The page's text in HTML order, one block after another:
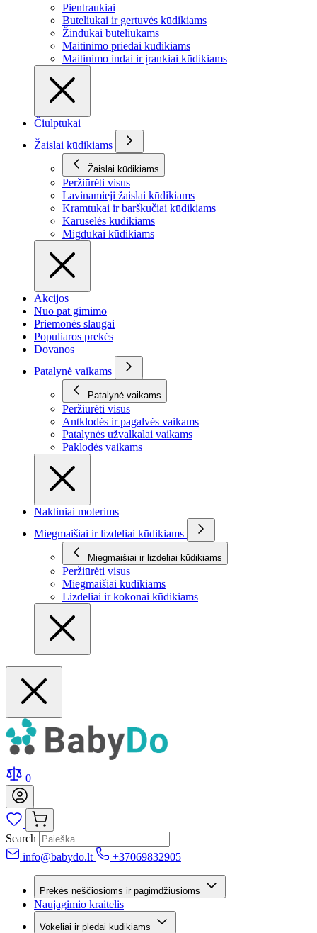
Pientraukiai
Buteliukai ir gertuvės kūdikiams
Žindukai buteliukams
Maitinimo priedai kūdikiams
Maitinimo indai ir įrankiai kūdikiams
Čiulptukai
Žaislai kūdikiams
Žaislai kūdikiams
Peržiūrėti visus
Lavinamieji žaislai kūdikiams
Kramtukai ir barškučiai kūdikiams
Karuselės kūdikiams
Migdukai kūdikiams
Akcijos
Nuo pat gimimo
Priemonės slaugai
Populiaros prekės
Dovanos
Patalynė vaikams
Patalynė vaikams
Peržiūrėti visus
Antklodės ir pagalvės vaikams
Patalynės užvalkalai vaikams
Paklodės vaikams
Naktiniai moterims
Miegmaišiai ir lizdeliai kūdikiams
Miegmaišiai ir lizdeliai kūdikiams
Peržiūrėti visus
Miegmaišiai kūdikiams
Lizdeliai ir kokonai kūdikiams
0
Search
info@babydo.lt
+37069832905
Prekės nėščiosioms ir pagimdžiusioms
Naujagimio kraitelis
Vokeliai ir pledai kūdikiams